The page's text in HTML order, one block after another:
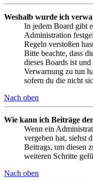
Weshalb wurde ich
In jedem Board gibt
Administration
Regeln verstoßen
Bitte beachte, dass
dieses Boards ist
Verwarnung zu tun
sofern du die nicht
Nach oben
Wie kann ich Beiträge
Wenn ein
vergeben hat, siehst
Beitrags, um diesen
weiteren Schritte
Nach oben